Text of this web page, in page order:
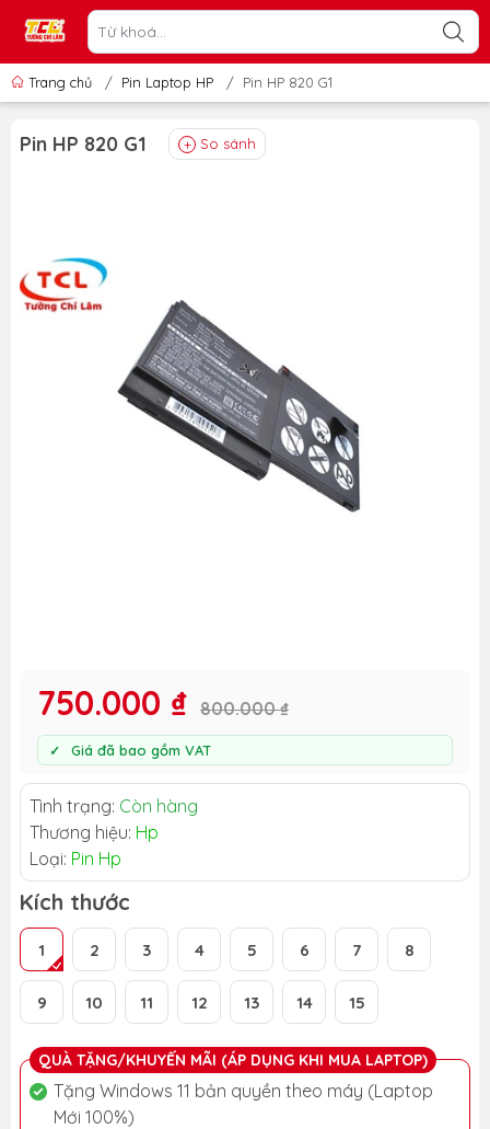
Trang chủ / Pin Laptop HP / Pin HP 820 G1
Pin HP 820 G1 So sánh
750.000 ₫ 800.000 ₫
Giá đã bao gồm VAT
Tình trạng: Còn hàng
Thương hiệu: Hp
Loại: Pin Hp
Kích thước
1 2 3 4 5 6 7 8
9 10 11 12 13 14 15
QUÀ TẶNG/KHUYẾN MÃI (ÁP DỤNG KHI MUA LAPTOP)
Tặng Windows 11 bản quyền theo máy (Laptop
Mới 100%)